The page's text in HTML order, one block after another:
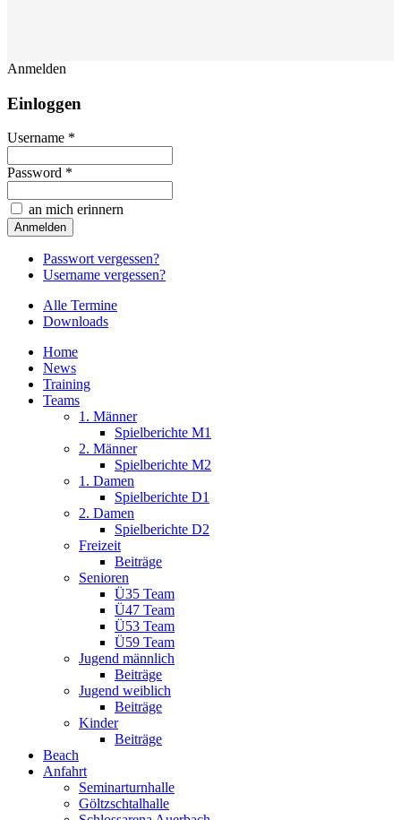
Anmelden
Einloggen
Username *
Password *
an mich erinnern
Passwort vergessen?
Username vergessen?
Alle Termine
Downloads
Home
News
Training
Teams
1. Männer
Spielberichte M1
2. Männer
Spielberichte M2
1. Damen
Spielberichte D1
2. Damen
Spielberichte D2
Freizeit
Beiträge
Senioren
Ü35 Team
Ü47 Team
Ü53 Team
Ü59 Team
Jugend männlich
Beiträge
Jugend weiblich
Beiträge
Kinder
Beiträge
Beach
Anfahrt
Seminarturnhalle
Göltzschtalhalle